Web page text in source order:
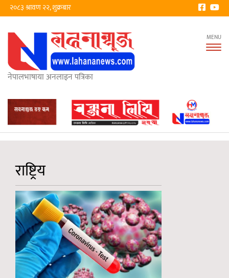
२०८३ श्रावण २२, शुक्रबार
नेपालभाषाया अनलाइन पत्रिका
राष्ट्रिय